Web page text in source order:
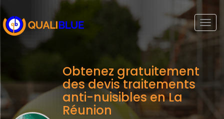
Obtenez gratuitement
des devis traitements
anti-nuisibles en La
Réunion